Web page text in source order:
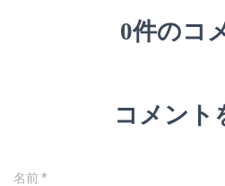
0件のコ
コメント
名前*